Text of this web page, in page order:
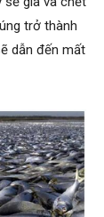
trở thành
dẫn đến mất